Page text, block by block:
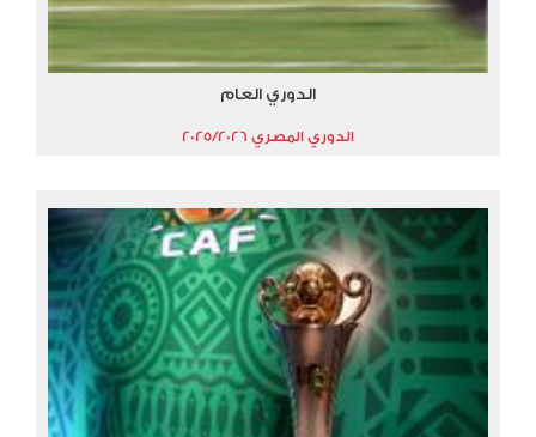
الدوري العام
الدوري المصري 2025/2026